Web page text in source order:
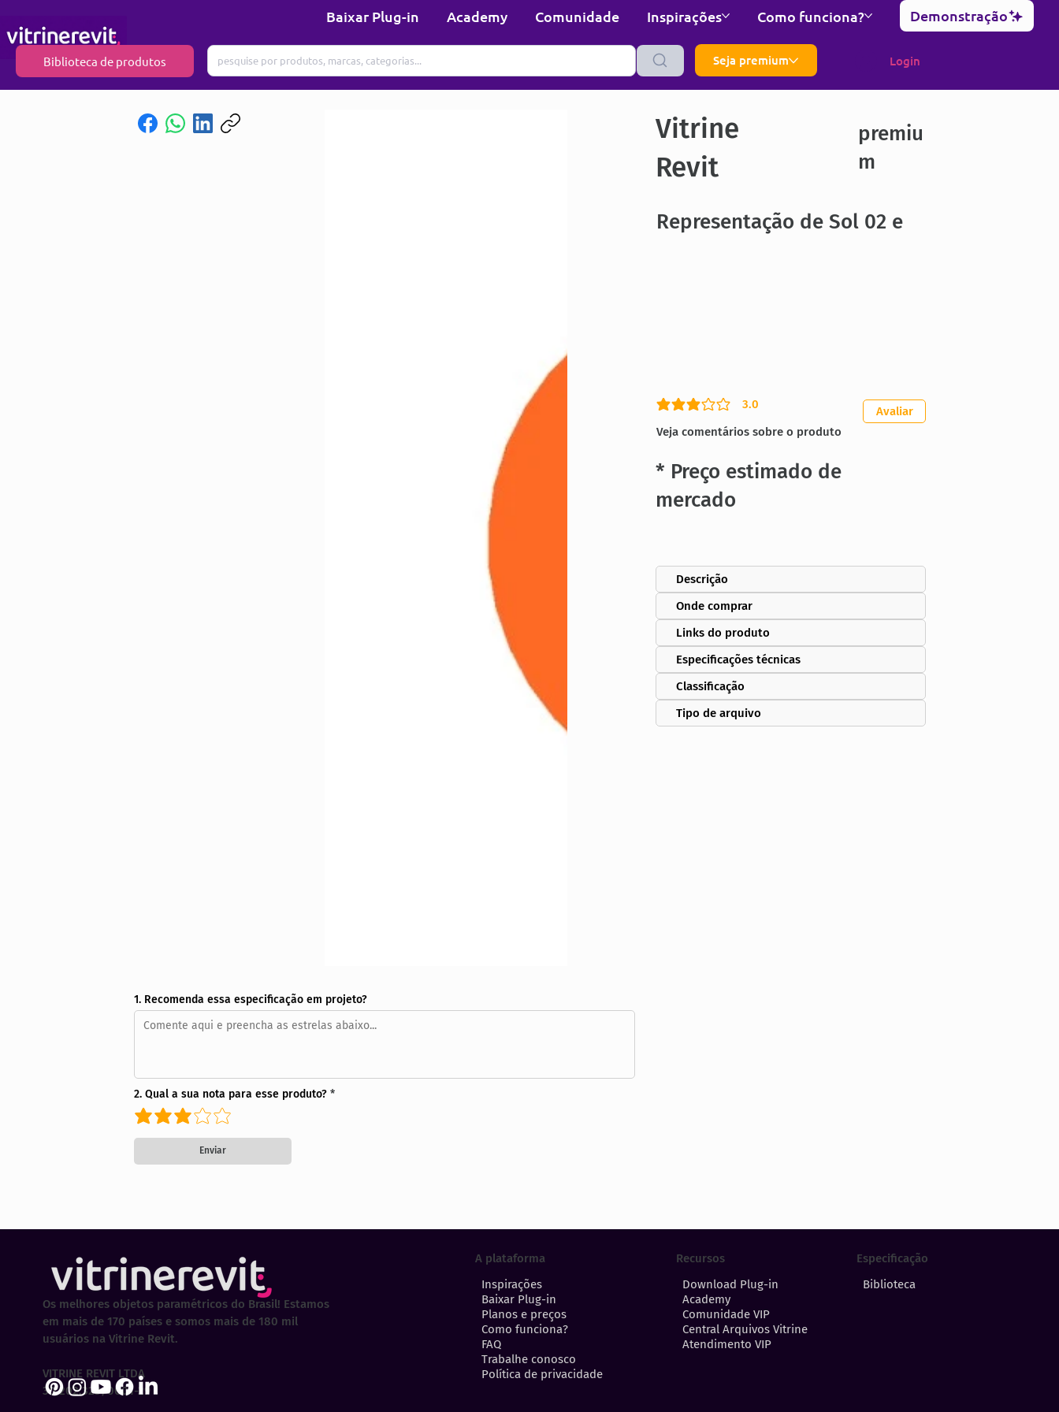
Baixar Plug-in Academy Comunidade Inspirações Como funciona? Demonstração
Biblioteca de produtos Seja premium Login
Vitrine
Revit
premiu
m
Representação de Sol 02 e
3.0
classificação média é 3 de 5
Veja comentários sobre o produto
Avaliar
* Preço estimado de
mercado
Descrição
Onde comprar
Links do produto
Especificações técnicas
Classificação
Tipo de arquivo
1. Recomenda essa especificação em projeto?
2. Qual a sua nota para esse produto?
Enviar
A plataforma
Inspirações
Baixar Plug-in
Planos e preços
Como funciona?
FAQ
Trabalhe conosco
Política de privacidade
Recursos
Download Plug-in
Academy
Comunidade VIP
Central Arquivos Vitrine
Atendimento VIP
Especificação
Biblioteca
Os melhores objetos paramétricos do Brasil! Estamos
em mais de 170 países e somos mais de 180 mil
usuários na Vitrine Revit.
VITRINE REVIT LTDA
30.202.323/0001-29